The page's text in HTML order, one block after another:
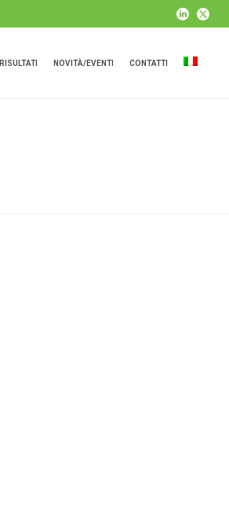
RISULTATI NOVITÀ/EVENTI CONTATTI